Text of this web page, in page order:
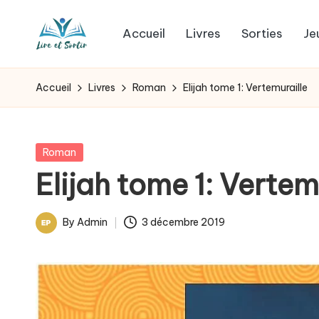
L
i
e
e
t
o
livres
pour
les
goûts,
des
pour
les
jours.
Accueil Livres Sorties
Accueil Livres Roman Elijah tome 1: Vertemuraille
Posted
Roman
Elijah tome 1:
Posted
By Admin 3 décembre 2019